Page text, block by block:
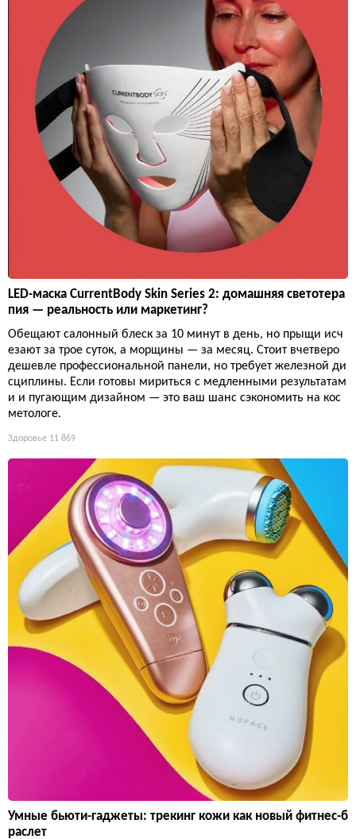
LED-маска CurrentBody Skin Series 2: домашняя светотера
пия — реальность или маркетинг?
Обещают салонный блеск за 10 минут в день, но прыщи исч
езают за трое суток, а морщины — за месяц. Стоит вчетверо
дешевле профессиональной панели, но требует железной ди
сциплины. Если готовы мириться с медленными результатам
и и пугающим дизайном — это ваш шанс сэкономить на кос
метологе.
Здоровье 11 869
Умные бьюти-гаджеты: трекинг кожи как новый фитнес-б
раслет